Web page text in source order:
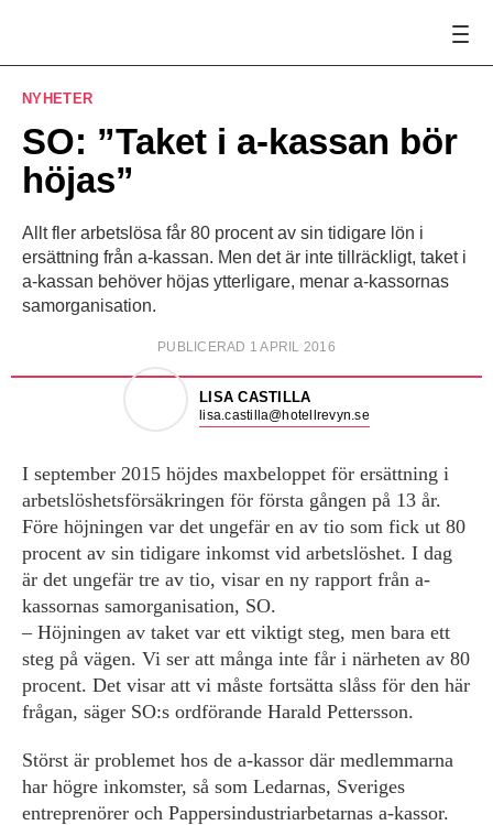
NYHETER
SO: ”Taket i a-kassan bör
höjas”
Allt fler arbetslösa får 80 procent av sin tidigare lön i
ersättning från a-kassan. Men det är inte tillräckligt, taket i
a-kassan behöver höjas ytterligare, menar a-kassornas
samorganisation.
PUBLICERAD 1 APRIL 2016
LISA CASTILLA
lisa.castilla@hotellrevyn.se
I september 2015 höjdes maxbeloppet för ersättning i
arbetslöshetsförsäkringen för första gången på 13 år.
Före höjningen var det ungefär en av tio som fick ut 80
procent av sin tidigare inkomst vid arbetslöshet. I dag
är det ungefär tre av tio, visar en ny rapport från a-
kassornas samorganisation, SO.
– Höjningen av taket var ett viktigt steg, men bara ett
steg på vägen. Vi ser att många inte får i närheten av 80
procent. Det visar att vi måste fortsätta slåss för den här
frågan, säger SO:s ordförande Harald Pettersson.
Störst är problemet hos de a-kassor där medlemmarna
har högre inkomster, så som Ledarnas, Sveriges
entreprenörer och Pappersindustriarbetarnas a-kassor.